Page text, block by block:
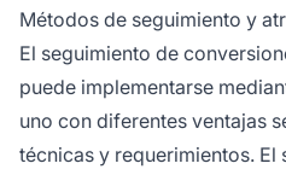
Métodos de seguimiento y
El seguimiento de
puede implementarse
uno con diferentes ventajas
técnicas y requerimientos. El